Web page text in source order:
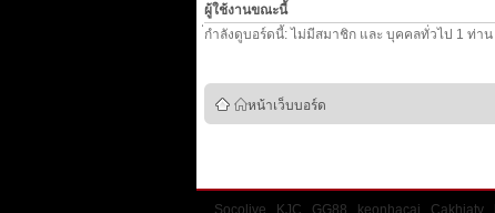
ผู้ใช้งานขณะนี้
่กำลังดูบอร์ดนี้: ไม่มีสมาชิก และ บุคคลทั่วไป 1 ท่าน
หน้าเว็บบอร์ด
Socolive KJC GG88 keonhacai Cakhiatv